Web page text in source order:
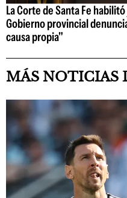
La Corte de Santa Fe
Gobierno provincial
causa propia"
MÁS NOTICIAS